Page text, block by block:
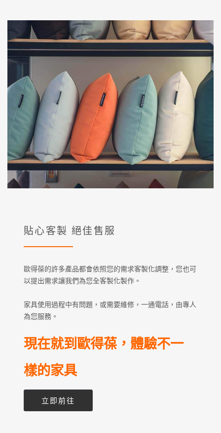
貼心客製 絕佳售服
歐得葆的許多產品都會依照您的需求客製化調整，您也可
以提出需求讓我們為您全客製化製作。
家具使用過程中有問題，或需要維修，一通電話，由專人
為您服務。
現在就到歐得葆，體驗不一
樣的家具
立即前往